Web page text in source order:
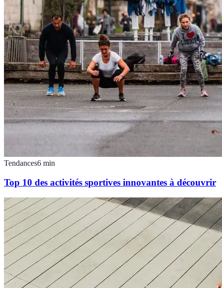
Tendances6 min
Top 10 des activités sportives innovantes à découvrir